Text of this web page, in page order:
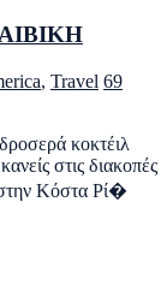
, Travel 69
κοκτέιλ
στις διακοπές
Κόστα Ρί�